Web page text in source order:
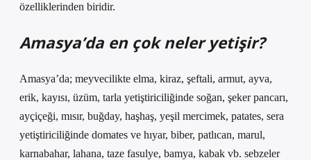
özelliklerinden biridir.
Amasya’da en çok neler yetişir?
Amasya’da; meyvecilikte elma, kiraz, şeftali, armut, ayva,
erik, kayısı, üzüm, tarla yetiştiriciliğinde soğan, şeker pancarı,
ayçiçeği, mısır, buğday, haşhaş, yeşil mercimek, patates, sera
yetiştiriciliğinde domates ve hıyar, biber, patlıcan, marul,
karnabahar, lahana, taze fasulye, bamya, kabak vb. sebzeler